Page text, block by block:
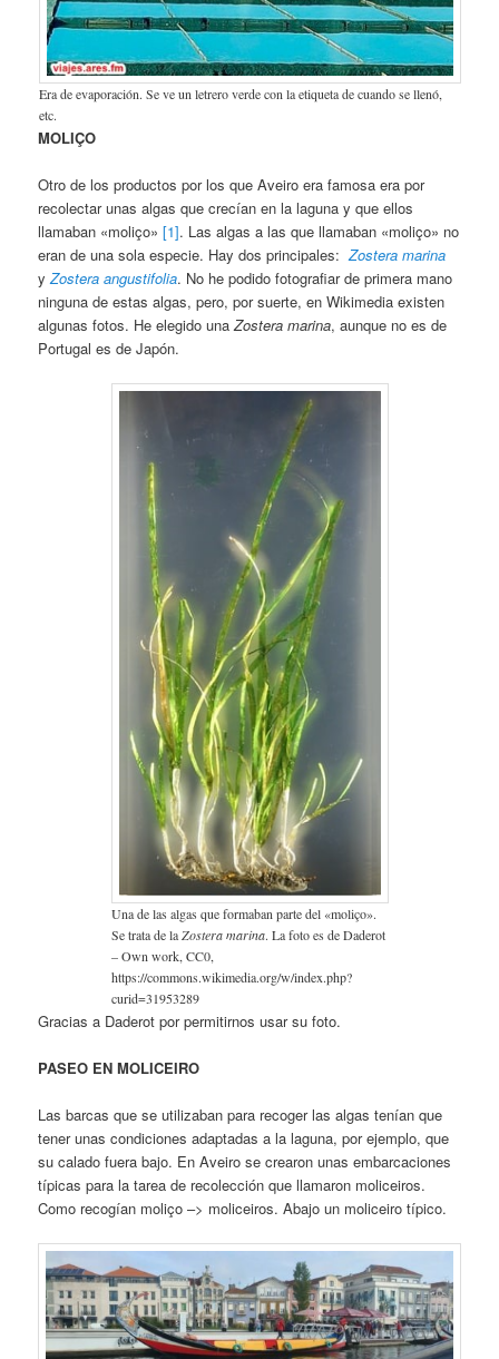
Era de evaporación. Se ve un letrero verde con la etiqueta de cuando se llenó,
etc.
MOLIÇO
Otro de los productos por los que Aveiro era famosa era por
recolectar unas algas que crecían en la laguna y que ellos
llamaban «moliço» [1]. Las algas a las que llamaban «moliço» no
eran de una sola especie. Hay dos principales:Zostera marina
yZostera angustifolia. No he podido fotografiar de primera mano
ninguna de estas algas, pero, por suerte, en Wikimedia existen
algunas fotos. He elegido unaZostera marina, aunque no es de
Portugal es de Japón.
Una de las algas que formaban parte del «moliço».
Se trata de la Zostera marina. La foto es de Daderot
– Own work, CC0,
https://commons.wikimedia.org/w/index.php?
curid=31953289
Gracias a Daderot por permitirnos usar su foto.
PASEO EN MOLICEIRO
Las barcas que se utilizaban para recoger las algas tenían que
tener unas condiciones adaptadas a la laguna, por ejemplo, que
su calado fuera bajo. En Aveiro se crearon unas embarcaciones
típicas para la tarea de recolección que llamaron moliceiros.
Como recogían moliço –> moliceiros. Abajo un moliceiro típico.